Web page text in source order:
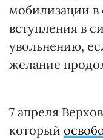
мобилизации
вступления в
увольнению,
желание
7 апреля
который